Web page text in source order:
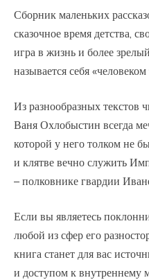
Сборник маленьких
сказочное время детства,
игра в жизнь и более
называется себя
Из разнообразных текстов
Ваня Охлобыстин всегда
которой у него толком не
и клятве вечно служить
– полковнике гвардии
Если вы являетесь
любой из сфер его
книга станет для вас
и доступом к внутреннему